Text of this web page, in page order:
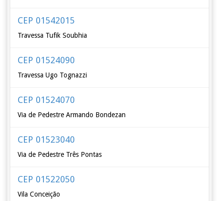
CEP 01542015
Travessa Tufik Soubhia
CEP 01524090
Travessa Ugo Tognazzi
CEP 01524070
Via de Pedestre Armando Bondezan
CEP 01523040
Via de Pedestre Três Pontas
CEP 01522050
Vila Conceição